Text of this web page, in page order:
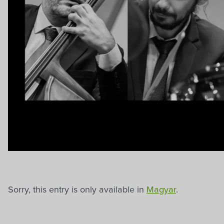
Sorry, this entry is only available in Magyar.